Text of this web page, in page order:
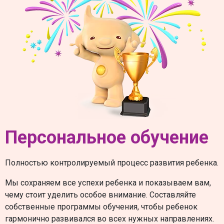
Персональное обучение
Полностью контролируемый процесс развития ребенка.
Мы сохраняем все успехи ребенка и показываем вам,
чему стоит уделить особое внимание. Составляйте
собственные программы обучения, чтобы ребенок
гармонично развивался во всех нужных направлениях.